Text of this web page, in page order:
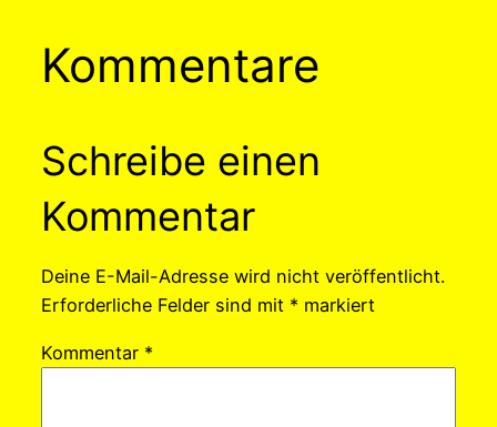
Kommentare
Schreibe einen
Kommentar
Deine E-Mail-Adresse wird nicht veröffentlicht.
Erforderliche Felder sind mit * markiert
Kommentar *